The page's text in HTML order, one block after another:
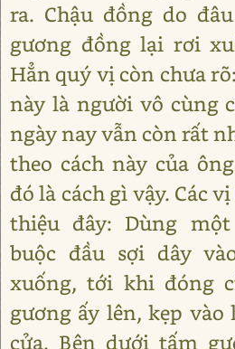
ra. Chậu đồng do
gương đồng lại rơi
Hẳn quý vị còn chưa
này là người vô cùng
ngày nay vẫn còn rất
theo cách này của
đó là cách gì vậy. Các
thiệu đây: Dùng
buộc đầu sợi dây
xuống, tới khi đóng
gương ấy lên, kẹp vào
cửa. Bên dưới tấm